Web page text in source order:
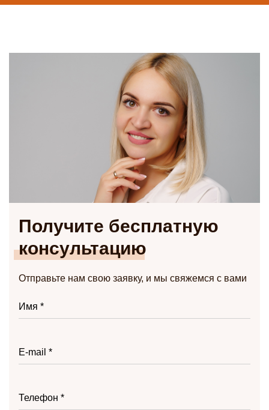
Получите бесплатную
консультацию
Отправьте нам свою заявку, и мы свяжемся с вами